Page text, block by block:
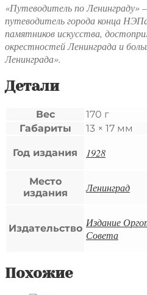
«Путеводитель по
путеводитель города конца
памятников искусства,
окрестностей Ленинграда и
Ленинграда».
Детали
Вес
170 г
Габариты
13 × 17 мм
Год издания 1928
Место
издания
Ленинград
Издательство Издание
Совета
Похожие